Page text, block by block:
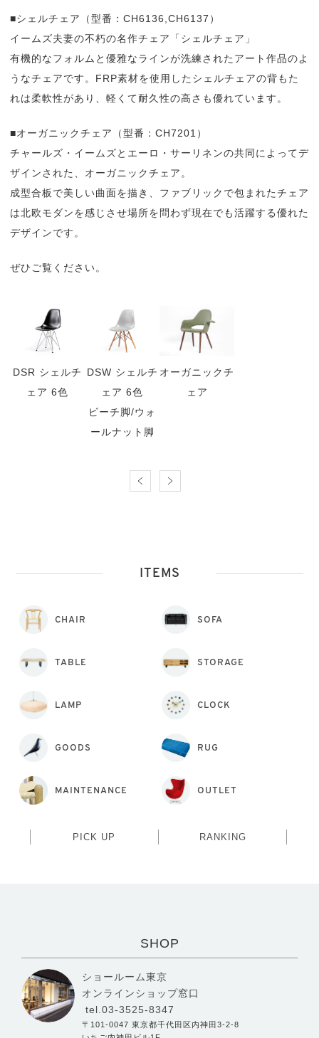
■シェルチェア（型番：CH6136,CH6137）
イームズ夫妻の不朽の名作チェア「シェルチェア」
有機的なフォルムと優雅なラインが洗練されたアート作品のよ
うなチェアです。FRP素材を使用したシェルチェアの背もた
れは柔軟性があり、軽くて耐久性の高さも優れています。
■オーガニックチェア（型番：CH7201）
チャールズ・イームズとエーロ・サーリネンの共同によってデ
ザインされた、オーガニックチェア。
成型合板で美しい曲面を描き、ファブリックで包まれたチェア
は北欧モダンを感じさせ場所を問わず現在でも活躍する優れた
デザインです。
ぜひご覧ください。
DSR シェルチ
ェア 6色
DSW シェルチ
ェア 6色
ビーチ脚/ウォ
ールナット脚
オーガニックチ
ェア
ITEMS
CHAIR SOFA
TABLE STORAGE
LAMP CLOCK
GOODS RUG
MAINTENANCE OUTLET
PICK UP RANKING
SHOP
ショールーム東京
オンラインショップ窓口
tel.03-3525-8347
〒101-0047 東京都千代田区内神田3-2-8